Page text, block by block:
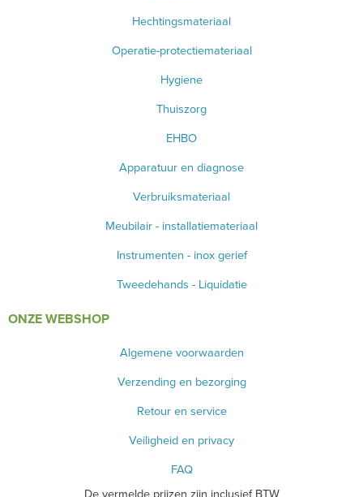
Hechtingsmateriaal
Operatie-protectiemateriaal
Hygiene
Thuiszorg
EHBO
Apparatuur en diagnose
Verbruiksmateriaal
Meubilair - installatiemateriaal
Instrumenten - inox gerief
Tweedehands - Liquidatie
ONZE WEBSHOP
Algemene voorwaarden
Verzending en bezorging
Retour en service
Veiligheid en privacy
FAQ
De vermelde prijzen zijn inclusief BTW